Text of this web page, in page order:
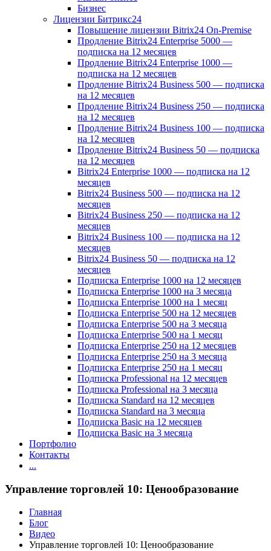
Бизнес
Лицензии Битрикс24
Повышение лицензии Bitrix24 On-Premise
Продление Bitrix24 Enterprise 5000 —
подписка на 12 месяцев
Продление Bitrix24 Enterprise 1000 —
подписка на 12 месяцев
Продление Bitrix24 Business 500 — подписка
на 12 месяцев
Продление Bitrix24 Business 250 — подписка
на 12 месяцев
Продление Bitrix24 Business 100 — подписка
на 12 месяцев
Продление Bitrix24 Business 50 — подписка
на 12 месяцев
Bitrix24 Enterprise 1000 — подписка на 12
месяцев
Bitrix24 Business 500 — подписка на 12
месяцев
Bitrix24 Business 250 — подписка на 12
месяцев
Bitrix24 Business 100 — подписка на 12
месяцев
Bitrix24 Business 50 — подписка на 12
месяцев
Подписка Enterprise 1000 на 12 месяцев
Подписка Enterprise 1000 на 3 месяца
Подписка Enterprise 1000 на 1 месяц
Подписка Enterprise 500 на 12 месяцев
Подписка Enterprise 500 на 3 месяца
Подписка Enterprise 500 на 1 месяц
Подписка Enterprise 250 на 12 месяцев
Подписка Enterprise 250 на 3 месяца
Подписка Enterprise 250 на 1 месяц
Подписка Professional на 12 месяцев
Подписка Professional на 3 месяца
Подписка Standard на 12 месяцев
Подписка Standard на 3 месяца
Подписка Basic на 12 месяцев
Подписка Basic на 3 месяца
Портфолио
Контакты
...
Управление торговлей 10: Ценообразование
Главная
Блог
Видео
Управление торговлей 10: Ценообразование